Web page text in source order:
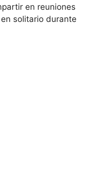
en reuniones
solitario durante